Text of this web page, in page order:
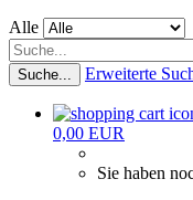
Alle
Suche... Erweiterte
0,00 EUR
Sie haben